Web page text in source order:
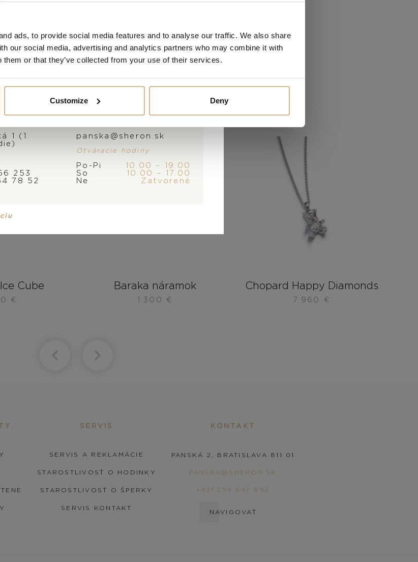
ads, to provide social media features and to analyse our traffic. We also share
our social media, advertising and analytics partners who may combine it with
them or that they’ve collected from your use of their services.
Customize Deny
našich zákazníkov
Cube
€
Baraka náramok
1.300 €
Chopard Happy Diamonds
7.960 €
SERVIS
SERVIS A REKLAMÁCIE
STAROSTLIVOSŤ O HODINKY
STAROSTLIVOSŤ O ŠPERKY
SERVIS KONTAKT
KONTAKT
PANSKÁ 2, BRATISLAVA 811 01
PANSKA@SHERON.SK
+421 254 647 852
NAVIGOVAŤ
1 (1.
253
78 52
panska@sheron.sk
Otváracie hodiny
Po-Pi
10.00 – 19.00
So
10.00 – 17.00
Ne
Zatvorené